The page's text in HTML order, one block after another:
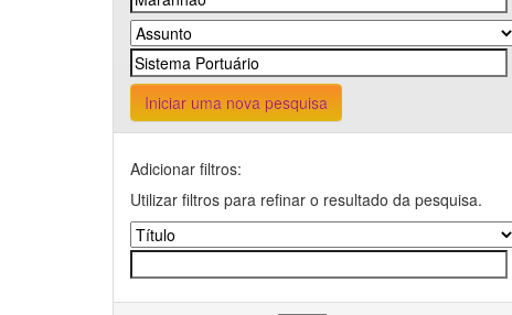
Iniciar uma nova pesquisa
Adicionar filtros:
Utilizar filtros para refinar o resultado da pesquisa.